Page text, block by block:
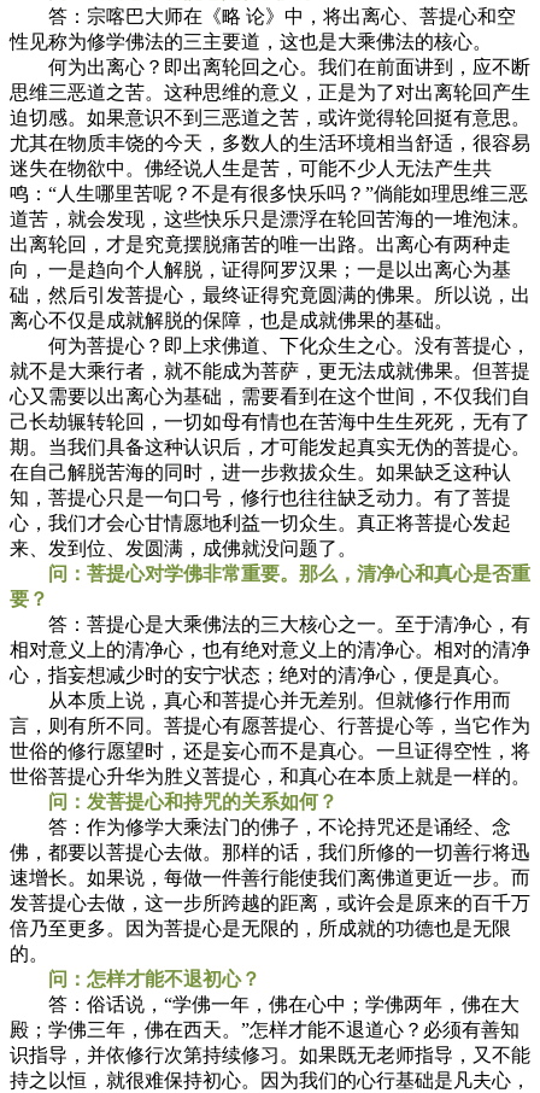
答：宗喀巴大师在《略 论》中，将出离心、菩提心和空
性见称为修学佛法的三主要道，这也是大乘佛法的核心。
何为出离心？即出离轮回之心。我们在前面讲到，应不断
思维三恶道之苦。这种思维的意义，正是为了对出离轮回产生
迫切感。如果意识不到三恶道之苦，或许觉得轮回挺有意思。
尤其在物质丰饶的今天，多数人的生活环境相当舒适，很容易
迷失在物欲中。佛经说人生是苦，可能不少人无法产生共
鸣：“人生哪里苦呢？不是有很多快乐吗？”倘能如理思维三恶
道苦，就会发现，这些快乐只是漂浮在轮回苦海的一堆泡沫。
出离轮回，才是究竟摆脱痛苦的唯一出路。出离心有两种走
向，一是趋向个人解脱，证得阿罗汉果；一是以出离心为基
础，然后引发菩提心，最终证得究竟圆满的佛果。所以说，出
离心不仅是成就解脱的保障，也是成就佛果的基础。
何为菩提心？即上求佛道、下化众生之心。没有菩提心，
就不是大乘行者，就不能成为菩萨，更无法成就佛果。但菩提
心又需要以出离心为基础，需要看到在这个世间，不仅我们自
己长劫辗转轮回，一切如母有情也在苦海中生生死死，无有了
期。当我们具备这种认识后，才可能发起真实无伪的菩提心。
在自己解脱苦海的同时，进一步救拔众生。如果缺乏这种认
知，菩提心只是一句口号，修行也往往缺乏动力。有了菩提
心，我们才会心甘情愿地利益一切众生。真正将菩提心发起
来、发到位、发圆满，成佛就没问题了。
问：菩提心对学佛非常重要。那么，清净心和真心是否重
要？
答：菩提心是大乘佛法的三大核心之一。至于清净心，有
相对意义上的清净心，也有绝对意义上的清净心。相对的清净
心，指妄想减少时的安宁状态；绝对的清净心，便是真心。
从本质上说，真心和菩提心并无差别。但就修行作用而
言，则有所不同。菩提心有愿菩提心、行菩提心等，当它作为
世俗的修行愿望时，还是妄心而不是真心。一旦证得空性，将
世俗菩提心升华为胜义菩提心，和真心在本质上就是一样的。
问：发菩提心和持咒的关系如何？
答：作为修学大乘法门的佛子，不论持咒还是诵经、念
佛，都要以菩提心去做。那样的话，我们所修的一切善行将迅
速增长。如果说，每做一件善行能使我们离佛道更近一步。而
发菩提心去做，这一步所跨越的距离，或许会是原来的百千万
倍乃至更多。因为菩提心是无限的，所成就的功德也是无限
的。
问：怎样才能不退初心？
答：俗话说，“学佛一年，佛在心中；学佛两年，佛在大
殿；学佛三年，佛在西天。”怎样才能不退道心？必须有善知
识指导，并依修行次第持续修习。如果既无老师指导，又不能
持之以恒，就很难保持初心。因为我们的心行基础是凡夫心，